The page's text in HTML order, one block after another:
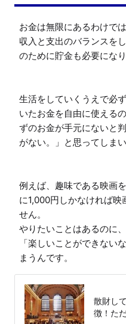
お金は無限にあるわけで
収入と支出のバランスを
のために貯金も必要になり
生活をしていくうえで必
いたお金を自由に使える
ずのお金が手元にないと
がない。」と思ってしまい
例えば、趣味である映画
に1,000円しかなければ映
せん。
やりたいことはあるのに
「楽しいことができない
まうんです。
散財し
徴！た